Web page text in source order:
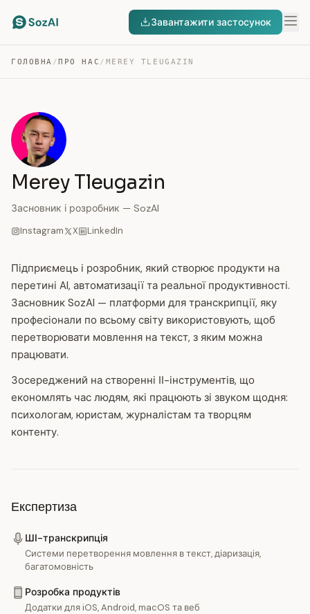
Завантажити застосунок
ГОЛОВНА /ПРО НАС / MEREY TLEUGAZIN
Merey Tleugazin
Засновник і розробник — SozAI
Instagram X LinkedIn
Підприємець і розробник, який створює продукти на
перетині AI, автоматизації та реальної продуктивності.
Засновник SozAI — платформи для транскрипції, яку
професіонали по всьому світу використовують, щоб
перетворювати мовлення на текст, з яким можна
працювати.
Зосереджений на створенні ІІ-інструментів, що
економлять час людям, які працюють зі звуком щодня:
психологам, юристам, журналістам та творцям
контенту.
Експертиза
ШІ-транскрипція
Системи перетворення мовлення в текст, діаризація,
багатомовність
Розробка продуктів
Додатки для iOS, Android, macOS та веб